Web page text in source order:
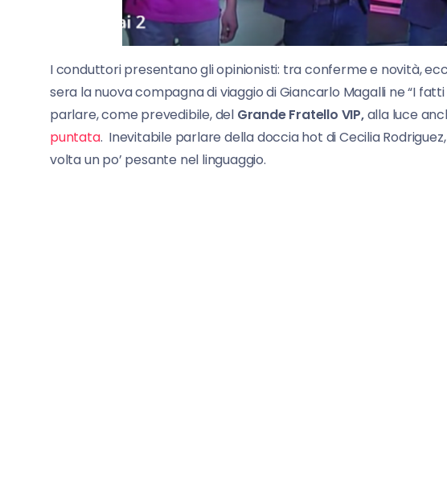
I conduttori presentano gli opinionisti: tra conferme e novità,
sera la nuova compagna di viaggio di Giancarlo Magalli ne “I fatti
parlare, come prevedibile, del Grande Fratello VIP,alla luce
puntata. Inevitabile parlare della doccia hot di Cecilia
volta un po’ pesante nel linguaggio.